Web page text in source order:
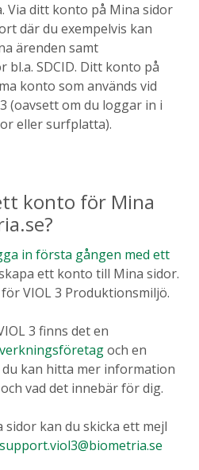
Via ditt konto på Mina sidor
där du exempelvis kan
ärenden samt
SDCID. Ditt konto på
konto som används vid
(oavsett om du loggar in i
eller surfplatta).
konto för Mina
in första gången med ett
ett konto till Mina sidor.
VIOL 3 Produktionsmiljö.
3 finns det en
och en
kan hitta mer information
vad det innebär för dig.
kan du skicka ett mejl
support.viol3@biometria.se